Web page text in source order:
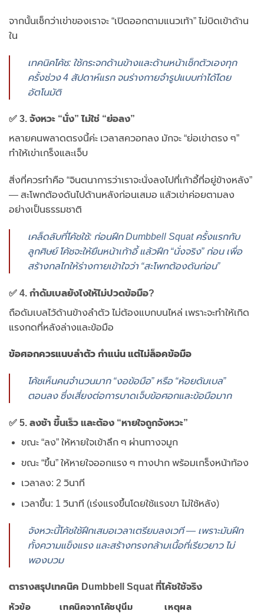
จากนั้นเช็กว่าเข่าของเราจะ “เปิดออกตามแนวเท้า” ไม่บิดเข้าด้าน
ใน
เทคนิคโค้ช: ใช้กระจกด้านข้างและด้านหน้าเช็กตัวเองทุก
ครั้งช่วง 4 สัปดาห์แรก จนร่างกายจำรูปแบบท่าได้โดย
อัตโนมัติ
✅ 3. จังหวะ “นั่ง” ไม่ใช่ “ย่อลง”
หลายคนพลาดตรงนี้ค่ะ เวลาสควอทลง มักจะ “ย่อเข่าตรง ๆ”
ทำให้เข่าเกร็งและเจ็บ
สิ่งที่ควรทำคือ “จินตนาการว่าเราจะนั่งลงไปที่เก้าอี้ที่อยู่ข้างหลัง”
— สะโพกต้องดันไปด้านหลังก่อนเสมอ แล้วเข่าค่อยตามลง
อย่างเป็นธรรมชาติ
เคล็ดลับที่โค้ชใช้: ก่อนฝึก Dumbbell Squat ครั้งแรกกับ
ลูกศิษย์ โค้ชจะให้ยืนหน้าเก้าอี้ แล้วฝึก “นั่งจริง” ก่อน เพื่อ
สร้างกลไกให้ร่างกายเข้าใจว่า “สะโพกต้องดันก่อน”
✅ 4. กำดัมเบลยังไงให้ไม่ปวดข้อมือ?
ถือดัมเบลไว้ด้านข้างลำตัว ไม่ต้องแบกบนไหล่ เพราะจะทำให้เกิด
แรงกดที่หลังล่างและข้อมือ
ข้อศอกควรแนบลำตัว กำแน่น แต่ไม่ล็อคข้อมือ
โค้ชเห็นคนจำนวนมาก “งอข้อมือ” หรือ “ห้อยดัมเบล”
ตอนลง ซึ่งเสี่ยงต่อการบาดเจ็บข้อศอกและข้อมือมาก
✅ 5. ลงช้า ขึ้นเร็ว และต้อง “หายใจถูกจังหวะ”
ขณะ “ลง” ให้หายใจเข้าลึก ๆ ผ่านทางจมูก
ขณะ “ขึ้น” ให้หายใจออกแรง ๆ ทางปาก พร้อมเกร็งหน้าท้อง
เวลาลง: 2 วินาที
เวลาขึ้น: 1 วินาที (เร่งแรงขึ้นโดยใช้แรงขา ไม่ใช้หลัง)
จังหวะนี้โค้ชใช้ฝึกเสมอเวลาเตรียมลงเวที — เพราะมันฝึก
ทั้งความแข็งแรง และสร้างทรงกล้ามเนื้อที่เรียวยาว ไม่
พองบวม
ตารางสรุปเทคนิค Dumbbell Squat ที่โค้ชใช้จริง
หัวข้อ เทคนิคจากโค้ชปุนิ่ม เหตุผล